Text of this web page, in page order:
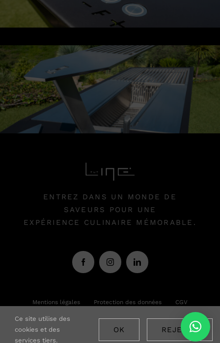
ENTREZ DANS UN MONDE DE
SAVEURS POUR UNE
EXPÉRIENCE CULINAIRE MÉMORABLE.
Mentions légales Protection des données CGV
© Copyright 2026 • THE LINE® • All Rights Reserved •
Ce site utilise des
cookies et des
services tiers.
OK REJETER